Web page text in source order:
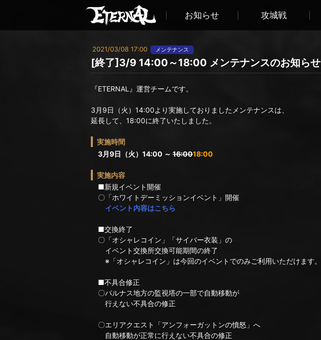
お知らせ 攻城戦
2021/03/08 17:00 メンテナンス
[終了]3/9 14:00～18:00 メンテナンスのお知らせ
『ETERNAL』運営チームです。
3月9日（火）14:00より実施しておりましたメンテナンスは、
延長して、18:00に終了いたしました。
実施時間
3月9日（火）14:00 ～ 16:0018:00
実施内容
■新規イベント開催
〇「ホワイトデーミッションイベント」開催
イベント内容はこちら
■交換終了
〇「オシャレコイン」「サイバー衣装」の
イベント交換所交換可能期間の終了
※「オシャレコイン」は今回のイベントでのみご利用いただけます。
■不具合修正
〇パルナス地方の監視塔の一部で自動移動が
行えない不具合の修正
〇エリアクエスト「アンフォーガットンの憤怒」へ
自動移動が正常に行えない不具合の修正